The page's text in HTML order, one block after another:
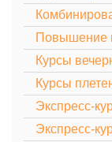
Повышение
Курсы
Курсы
Экспресс-
Экспресс-